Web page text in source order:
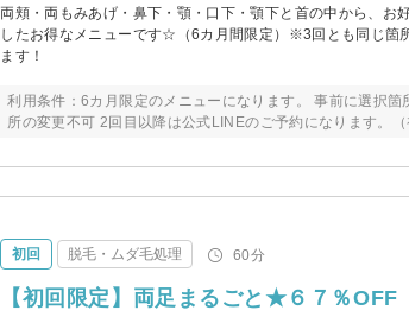
両頬・両もみあげ・鼻下・顎・口下・顎下と首の中から、お
したお得なメニューです☆（6カ月間限定）※3回とも同じ箇
ます！
利用条件：6カ月限定のメニューになります。 事前に選択
所の変更不可 2回目以降は公式LINEのご予約になります。（
初回 脱毛・ムダ毛処理 60分
【初回限定】両足まるごと★６７％OFF